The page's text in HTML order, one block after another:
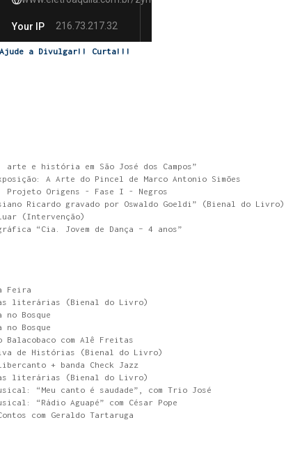
Ajude a Divulgar!! Curta!!!
arte e história em São José dos Campos”
Exposição: A Arte do Pincel de Marco Antonio Simões
Projeto Origens - Fase I - Negros
Ricardo gravado por Oswaldo Goeldi” (Bienal do Livro)
(Intervenção)
“Cia. Jovem de Dança – 4 anos”
Feira
literárias (Bienal do Livro)
no Bosque
no Bosque
Balacobaco com Alê Freitas
de Histórias (Bienal do Livro)
+ banda Check Jazz
literárias (Bienal do Livro)
“Meu canto é saudade”, com Trio José
“Rádio Aguapé” com César Pope
com Geraldo Tartaruga